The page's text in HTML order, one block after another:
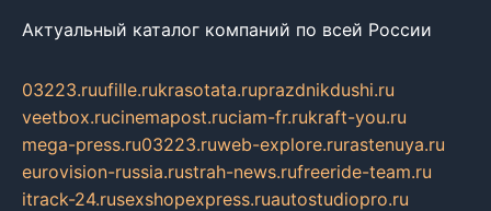
Актуальный каталог компаний по всей России
03223.ruufille.rukrasotata.ruprazdnikdushi.ru
veetbox.rucinemapost.ruciam-fr.rukraft-you.ru
mega-press.ru03223.ruweb-explore.rurastenuya.ru
eurovision-russia.rustrah-news.rufreeride-team.ru
itrack-24.rusexshopexpress.ruautostudiopro.ru